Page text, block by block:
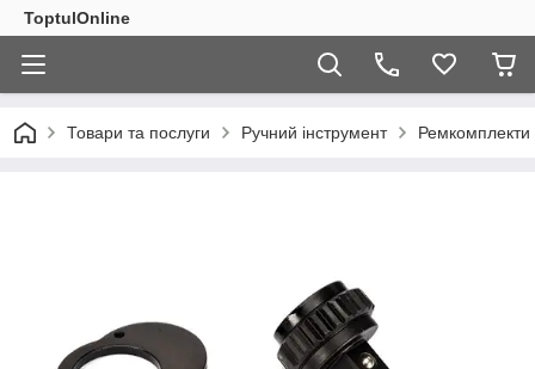
ToptulOnline
Товари та послуги Ручний інструмент